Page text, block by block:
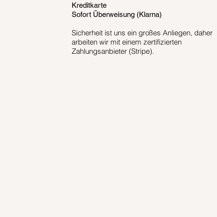
Kreditkarte
Sofort Überweisung (Klarna)
Sicherheit ist uns ein großes Anliegen, daher
arbeiten wir mit einem zertifizierten
Zahlungsanbieter (Stripe).